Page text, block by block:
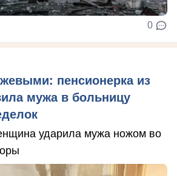
0
пенсионерка из
мужа в больницу
ударила мужа ножом во